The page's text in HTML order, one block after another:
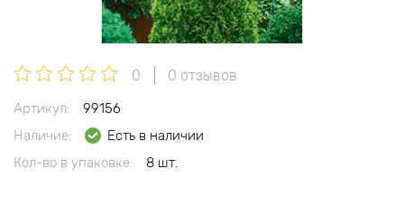
0 0 отзывов
Артикул:
99156
Наличие:
Есть в наличии
Кол-во в упаковке:
8 шт.